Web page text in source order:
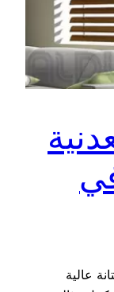
عالية